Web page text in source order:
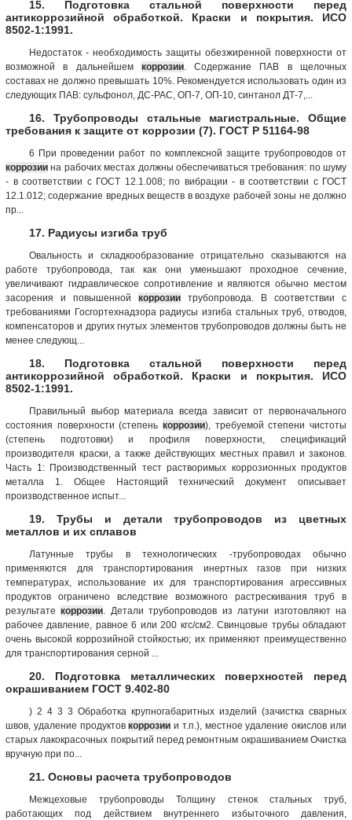
15. Подготовка стальной поверхности перед
антикоррозийной обработкой. Краски и покрытия. ИСО
8502-1:1991.
Недостаток - необходимость защиты обезжиренной поверхности от
возможной в дальнейшем коррозии. Содержание ПАВ в щелочных
составах не должно превышать 10%. Рекомендуется использовать один из
следующих ПАВ: сульфонол, ДС-РАС, ОП-7, ОП-10, синтанол ДТ-7,...
16. Трубопроводы стальные магистральные. Общие
требования к защите от коррозии (7). ГОСТ Р 51164-98
6 При проведении работ по комплексной защите трубопроводов от
коррозии на рабочих местах должны обеспечиваться требования: по шуму
- в соответствии с ГОСТ 12.1.008; по вибрации - в соответствии с ГОСТ
12.1.012; содержание вредных веществ в воздухе рабочей зоны не должно
пр...
17. Радиусы изгиба труб
Овальность и складкообразование отрицательно сказываются на
работе трубопровода, так как они уменьшают проходное сечение,
увеличивают гидравлическое сопротивление и являются обычно местом
засорения и повышенной коррозии трубопровода. В соответствии с
требованиями Госгортехнадзора радиусы изгиба стальных труб, отводов,
компенсаторов и других гнутых элементов трубопроводов должны быть не
менее следующ...
18. Подготовка стальной поверхности перед
антикоррозийной обработкой. Краски и покрытия. ИСО
8502-1:1991.
Правильный выбор материала всегда зависит от первоначального
состояния поверхности (степень коррозии), требуемой степени чистоты
(степень подготовки) и профиля поверхности, спецификаций
производителя краски, а также действующих местных правил и законов.
Часть 1: Производственный тест растворимых коррозионных продуктов
металла 1. Общее Настоящий технический документ описывает
производственное испыт...
19. Трубы и детали трубопроводов из цветных
металлов и их сплавов
Латунные трубы в технологических -трубопроводах обычно
применяются для транспортирования инертных газов при низких
температурах, использование их для транспортирования агрессивных
продуктов ограничено вследствие возможного растрескивания труб в
результатекоррозии . Детали трубопроводов из латуни изготовляют на
рабочее давление, равное 6 или 200 кгс/см2. Свинцовые трубы обладают
очень высокой коррозийной стойкостью; их применяют преимущественно
для транспортирования серной ...
20. Подготовка металлических поверхностей перед
окрашиванием ГОСТ 9.402-80
) 2 4 3 3 Обработка крупногабаритных изделий (зачистка сварных
швов, удаление продуктовкоррозии и т.п.), местное удаление окислов или
старых лакокрасочных покрытий перед ремонтным окрашиванием Очистка
вручную при по...
21. Основы расчета трубопроводов
Межцеховые трубопроводы Толщину стенок стальных труб,
работающих под действием внутреннего избыточного давления,